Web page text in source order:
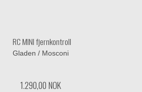
RC MINI fjernkontroll
Gladen / Mosconi
1.290,00 NOK